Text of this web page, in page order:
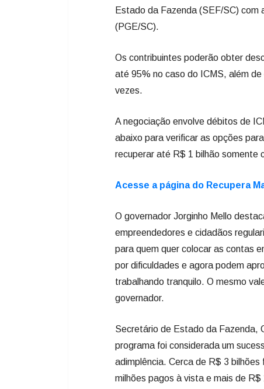
Estado da Fazenda (SEF/SC)
(PGE/SC).
Os contribuintes poderão obter
até 95% no caso do ICMS, além
vezes.
A negociação envolve débitos de
abaixo para verificar as opções
recuperar até R$ 1 bilhão somente
Acesse a página do Recupera
O governador Jorginho Mello
empreendedores e cidadãos
para quem quer colocar as contas
por dificuldades e agora podem
trabalhando tranquilo. O mesmo
governador.
Secretário de Estado da Fazenda,
programa foi considerada um
adimplência. Cerca de R$ 3
milhões pagos à vista e mais de